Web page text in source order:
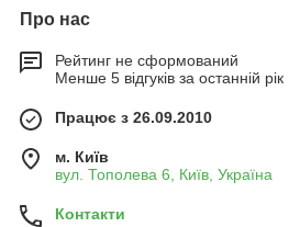
Про нас
Рейтинг не сформований
Менше 5 відгуків за останній рік
Працює з 26.09.2010
м. Київ
вул. Тополева 6, Київ, Україна
Контакти